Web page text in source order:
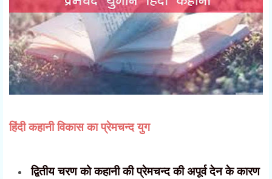
हिंदी कहानी विकास काप्रेमचन्द युग
द्वितीय चरण को कहानी की प्रेमचन्द की अपूर्व देन के कारण